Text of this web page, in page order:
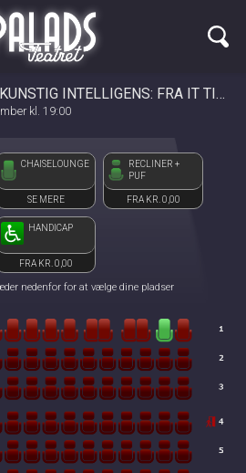
Teatret
FOREDRAG: KUNSTIG INTELLIGENS: FRA IT TIL SAMFUND
kl. 19:00
CHAISELOUNGE
SE MERE
RECLINER +
PUF
FRA KR. 0,00
HANDICAP
FRA KR. 0,00
nedenfor for at vælge dine pladser
front02 014115